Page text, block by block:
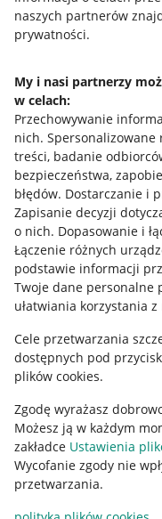
naszych partnerów
prywatności.
My i nasi partnerzy
w celach:
Przechowywanie
nich.
treści, badanie
bezpieczeństwa,
błędów. Dostarczanie i
Zapisanie decyzji
o nich. Dopasowanie i
Łączenie różnych
podstawie informacji
Twoje dane personalne
ułatwiania korzystania
Cele przetwarzania
dostępnych pod
plików cookies.
Zgodę wyrażasz
Możesz ją w każdym
zakładce Ustawienia
Wycofanie zgody nie
przetwarzania.
Jak to działa
Allegro Gadane dla
Allegro Gadane dla
Mapa miejscowości
Informacje prawne
Regulamin
Polityka plików
Ustawienia plików
Udostępnianie
Informacje dla Aktu o
Pobierz aplikację